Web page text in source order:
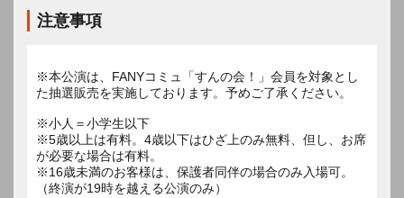
注意事項
※本公演は、FANYコミュ「すんの会！」会員を対象とし
た抽選販売を実施しております。予めご了承ください。
※小人＝小学生以下
※5歳以上は有料。4歳以下はひざ上のみ無料、但し、お席
が必要な場合は有料。
※16歳未満のお客様は、保護者同伴の場合のみ入場可。
（終演が19時を越える公演のみ）